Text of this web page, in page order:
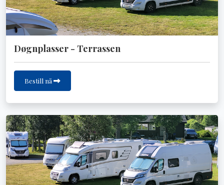
Døgnplasser - Terrassen
Bestill nå